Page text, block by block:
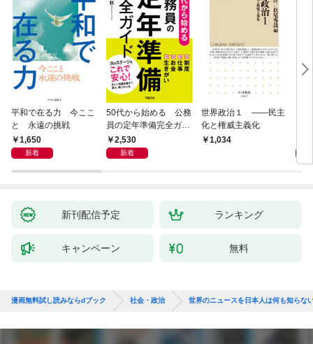
平和で在る力 今ここ
と 永遠の挑戦
1,650
新着
50代から始める 公務
員の定年準備完全ガイ
ド2,530
新着
世界政治１ ――民主
化と権威主義化
1,034
新刊配信予定 ランキング
キャンペーン 無料
漫画無料試し読みならdブック 社会・政治 世界のニュースを日本人は何も知らな